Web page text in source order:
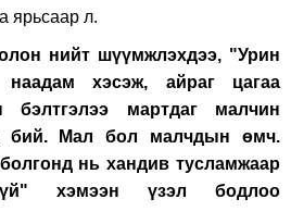
ярьсаар л.
нийт шүүмжлэхдээ, "Урин
хэсэж, айраг цагаа
бэлтгэлээ мартдаг малчин
бий. Мал бол малчдын өмч.
нь хандив тусламжаар
хэмээн үзэл бодлоо